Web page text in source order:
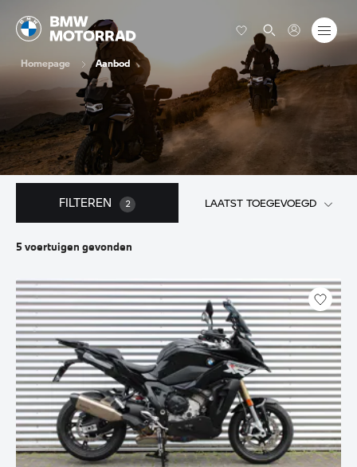
Homepage Aanbod
FILTEREN 2 LAATST TOEGEVOEGD
5 voertuigen gevonden